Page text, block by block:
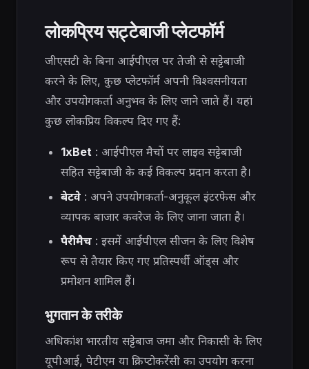
लोकप्रिय सट्टेबाजी प्लेटफॉर्म
जीएसटी के बिना आईपीएल पर तेजी से सट्टेबाजी
करने के लिए, कुछ प्लेटफॉर्म अपनी विश्वसनीयता
और उपयोगकर्ता अनुभव के लिए जाने जाते हैं। यहां
कुछ लोकप्रिय विकल्प दिए गए हैं:
1xBet: आईपीएल मैचों पर लाइव सट्टेबाजी
सहित सट्टेबाजी के कई विकल्प प्रदान करता है।
बेटवे: अपने उपयोगकर्ता-अनुकूल इंटरफेस और
व्यापक बाजार कवरेज के लिए जाना जाता है।
पैरीमैच: इसमें आईपीएल सीजन के लिए विशेष
रूप से तैयार किए गए प्रतिस्पर्धी ऑड्स और
प्रमोशन शामिल हैं।
भुगतान के तरीके
अधिकांश भारतीय सट्टेबाज जमा और निकासी के लिए
यूपीआई, पेटीएम या क्रिप्टोकरेंसी का उपयोग करना